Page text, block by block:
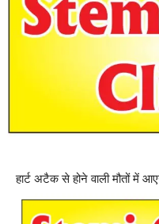
हार्ट अटैक से होने वाली मौतों में